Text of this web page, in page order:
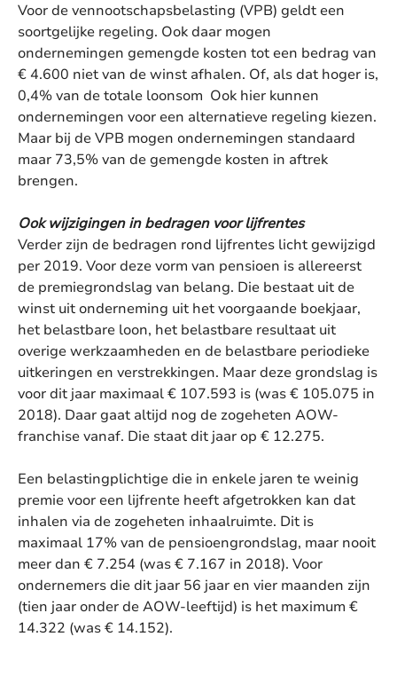
Voor de vennootschapsbelasting (VPB) geldt een
soortgelijke regeling. Ook daar mogen
ondernemingen gemengde kosten tot een bedrag van
€ 4.600 niet van de winst afhalen. Of, als dat hoger is,
0,4% van de totale loonsom Ook hier kunnen
ondernemingen voor een alternatieve regeling kiezen.
Maar bij de VPB mogen ondernemingen standaard
maar 73,5% van de gemengde kosten in aftrek
brengen.
Ook wijzigingen in bedragen voor lijfrentes
Verder zijn de bedragen rond lijfrentes licht gewijzigd
per 2019. Voor deze vorm van pensioen is allereerst
de premiegrondslag van belang. Die bestaat uit de
winst uit onderneming uit het voorgaande boekjaar,
het belastbare loon, het belastbare resultaat uit
overige werkzaamheden en de belastbare periodieke
uitkeringen en verstrekkingen. Maar deze grondslag is
voor dit jaar maximaal € 107.593 is (was € 105.075 in
2018). Daar gaat altijd nog de zogeheten AOW-
franchise vanaf. Die staat dit jaar op € 12.275.
Een belastingplichtige die in enkele jaren te weinig
premie voor een lijfrente heeft afgetrokken kan dat
inhalen via de zogeheten inhaalruimte. Dit is
maximaal 17% van de pensioengrondslag, maar nooit
meer dan € 7.254 (was € 7.167 in 2018). Voor
ondernemers die dit jaar 56 jaar en vier maanden zijn
(tien jaar onder de AOW-leeftijd) is het maximum €
14.322 (was € 14.152).